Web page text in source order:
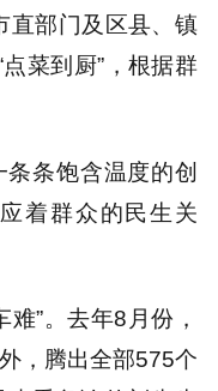
直部门及区县、镇
菜到厨”，根据群
条饱含温度的创
着群众的民生关
”。去年8月份，
，腾出全部575个